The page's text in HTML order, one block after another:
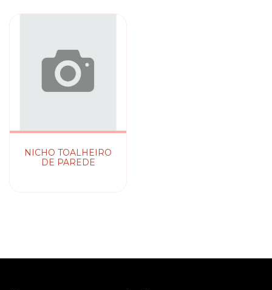
NICHO TOALHEIRO
DE PAREDE